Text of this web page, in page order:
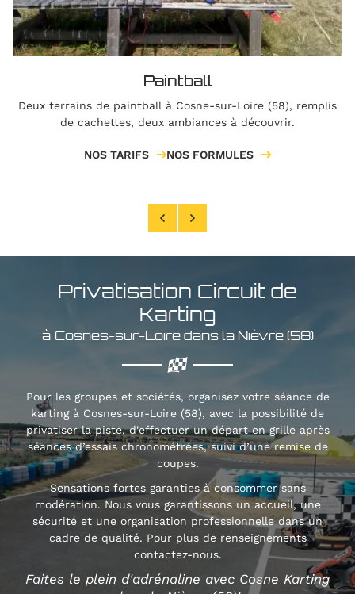
Paintball
Deux terrains de paintball à Cosne-sur-Loire (58), remplis
de cachettes, deux ambiances à découvrir.
NOS TARIFS NOS FORMULES
Privatisation Circuit de
Karting
à Cosnes-sur-Loire dans la Nièvre (58)
Pour les groupes et sociétés, organisez votre séance de
karting à Cosnes-sur-Loire (58), avec la possibilité de
privatiser la piste, d'effectuer un départ en grille après
séances d’essais chronométrées, suivi d’une remise de
coupes.
Sensations fortes garanties à consommer sans
modération. Nous vous garantissons un accueil, une
sécurité et une organisation professionnelle dans un
cadre de qualité. Pour plus de renseignements
contactez-nous.
Faites le plein d'adrénaline avec Cosne Karting